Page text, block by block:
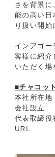
さを背景に
能の高い日
り扱い開始
インアゴー
客様に紹介
いただく場
■チャコッ
本社所在
会社設立
代表取締
URL ：